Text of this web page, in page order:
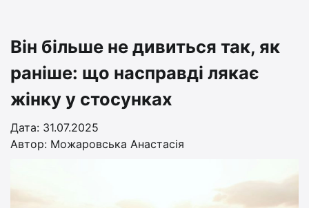
Він більше не дивиться так, як
раніше: що насправді лякає
жінку у стосунках
Дата: 31.07.2025
Автор: Можаровська Анастасія